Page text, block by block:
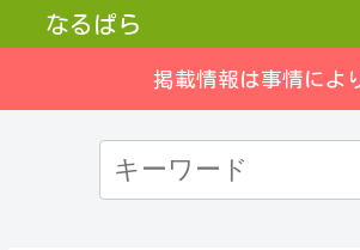
なるぱら
掲載情報は事情によ